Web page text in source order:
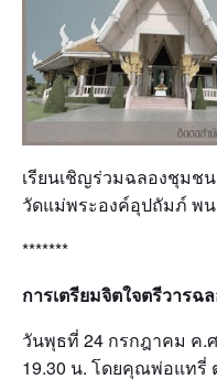
เรียนเชิญร่วมฉลองชุมช
วัดแม่พระองค์อุปถัมภ์ พ
*******
การเตรียมจิตใจตรีวารฉ
วันพุธที่ 24 กรกฎาคม ค.
19.30 น. โดยคุณพ่อแทรี่